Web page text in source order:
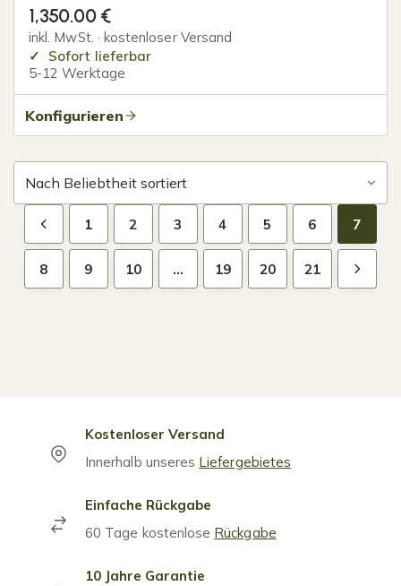
1,350.00 €
inkl. MwSt. · kostenloser Versand
Sofort lieferbar
5-12 Werktage
Konfigurieren
1 2 3 4 5 6 7
8 9 10 … 19 20 21
Kostenloser Versand
Innerhalb unseres Liefergebietes
Einfache Rückgabe
60 Tage kostenlose Rückgabe
10 Jahre Garantie